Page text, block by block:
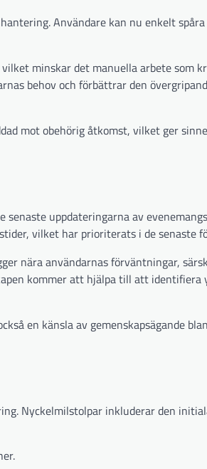
Användare kan nu enkelt
minskar det manuella arbete som
behov och förbättrar den
mot obehörig åtkomst, vilket ger
uppdateringarna av
vilket har prioriterats i de senaste
nära användarnas förväntningar,
kommer att hjälpa till att
en känsla av gemenskapsägande
Nyckelmilstolpar inkluderar den